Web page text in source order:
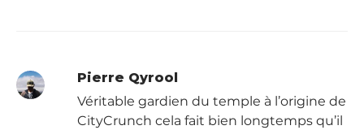
Pierre Qyrool
Véritable gardien du temple à l’origine de
CityCrunch cela fait bien longtemps qu’il